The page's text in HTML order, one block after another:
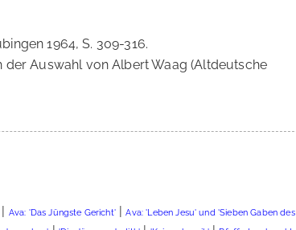
1964, S. 309-316.
der Auswahl von Albert Waag (Altdeutsche
| Ava: 'Das Jüngste Gericht'|Ava: 'Leben Jesu' und 'Sieben Gaben des